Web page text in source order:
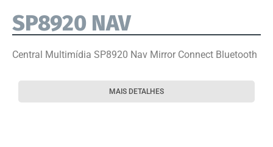
SP8920 NAV
Central Multimídia SP8920 Nav Mirror Connect Bluetooth
MAIS DETALHES